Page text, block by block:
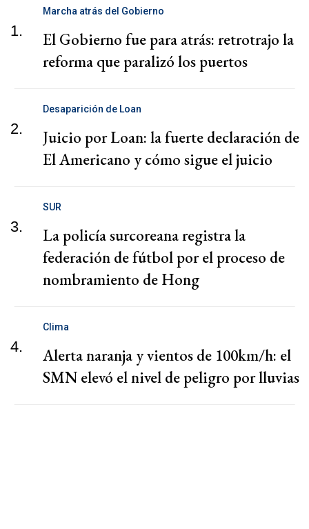
1.
Marcha atrás del Gobierno
El Gobierno fue para atrás: retrotrajo la
reforma que paralizó los puertos
2.
Desaparición de Loan
Juicio por Loan: la fuerte declaración de
El Americano y cómo sigue el juicio
3.
SUR
La policía surcoreana registra la
federación de fútbol por el proceso de
nombramiento de Hong
4.
Clima
Alerta naranja y vientos de 100km/h: el
SMN elevó el nivel de peligro por lluvias